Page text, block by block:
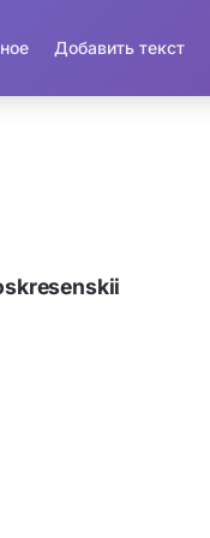
Добавить текст